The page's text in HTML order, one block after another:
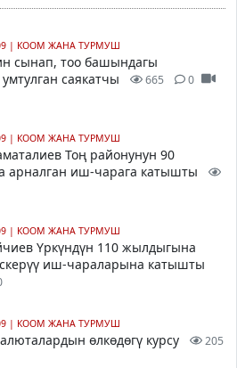
| КООМ ЖАНА ТУРМУШ
сынап, тоо башындагы
саякатчы
665 0
| КООМ ЖАНА ТУРМУШ
Тоң районунун 90
арналган иш-чарага катышты
| КООМ ЖАНА ТУРМУШ
Үркүндүн 110 жылдыгына
иш-чараларына катышты
| КООМ ЖАНА ТУРМУШ
өлкөдөгү курсу
205